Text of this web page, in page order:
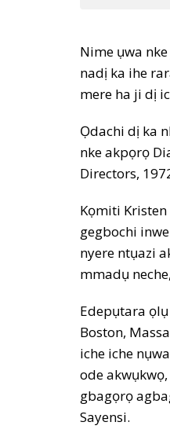
Nime ụwa
nadị ka ihe
mere ha ji dị
Ọdachi dị ka
nke akpọrọ
Directors,
Kọmiti
gegbochi
nyere ntụazi
mmadụ
Edepụtara
Boston,
iche iche
ode
gbagọrọ
Sayensi.